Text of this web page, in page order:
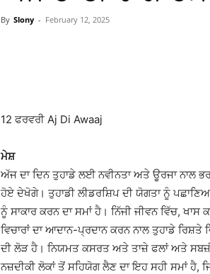
By Slony - February 12, 2025
12 ਫਰਵਰੀ Aj Di Awaaj
ਮੇਸ਼
ਅੱਜ ਦਾ ਦਿਨ ਤੁਹਾਡੇ ਲਈ ਨਵੀਨਤਾ ਅਤੇ ਊਰਜਾ ਨਾਲ
ਹੋਏ ਦੇਖੋਗੇ। ਤੁਹਾਡੀ ਲੀਡਰਸ਼ਿਪ ਦੀ ਯੋਗਤਾ ਨੂੰ
ਨੂੰ ਸਾਕਾਰ ਕਰਨ ਦਾ ਸਮਾਂ ਹੈ। ਨਿੱਜੀ ਜੀਵਨ ਵਿੱਚ,
ਵਿਚਾਰਾਂ ਦਾ ਆਦਾਨ-ਪ੍ਰਦਾਨ ਕਰਨ ਨਾਲ ਤੁਹਾਡੇ
ਦੀ ਲੋੜ ਹੈ। ਨਿਯਮਤ ਕਸਰਤ ਅਤੇ ਤਾਜ਼ੇ ਫਲਾਂ ਅਤੇ
ਨਜ਼ਦੀਕੀ ਲੋਕਾਂ ਤੋਂ ਸਹਿਯੋਗ ਲੈਣ ਦਾ ਇਹ ਸਹੀ ਸਮਾਂ ਹੈ,